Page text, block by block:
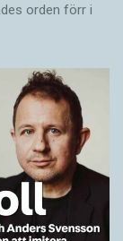
orden förr i